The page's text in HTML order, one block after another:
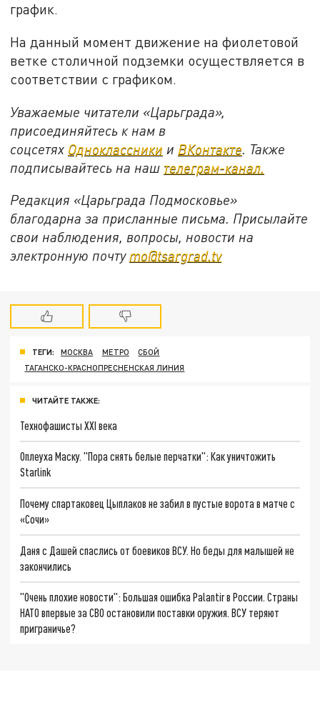
график.
На данный момент движение на фиолетовой
ветке столичной подземки осуществляется в
соответствии с графиком.
Уважаемые читатели «Царьграда»,
присоединяйтесь к нам в
соцсетях Одноклассники и ВКонтакте. Также
подписывайтесь на наш телеграм-канал.
Редакция «Царьграда Подмосковье»
благодарна за присланные письма. Присылайте
свои наблюдения, вопросы, новости на
электронную почту mo@tsargrad.tv
ТЕГИ: МОСКВА МЕТРО
СБОЙ
ТАГАНСКО-КРАСНОПРЕСНЕНСКАЯ ЛИНИЯ
ЧИТАЙТЕ ТАКЖЕ:
Технофашисты XXI века
Оплеуха Маску. "Пора снять белые перчатки": Как уничтожить
Starlink
Почему спартаковец Цыплаков не забил в пустые ворота в матче с
«Сочи»
Даня с Дашей спаслись от боевиков ВСУ. Но беды для малышей не
закончились
"Очень плохие новости": Большая ошибка Palantir в России. Страны
НАТО впервые за СВО остановили поставки оружия. ВСУ теряют
приграничье?